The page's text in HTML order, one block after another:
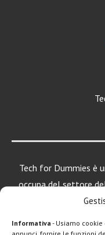
Informativa - Usiamo
Tech for Dummies è
occupa del settore
una particolare